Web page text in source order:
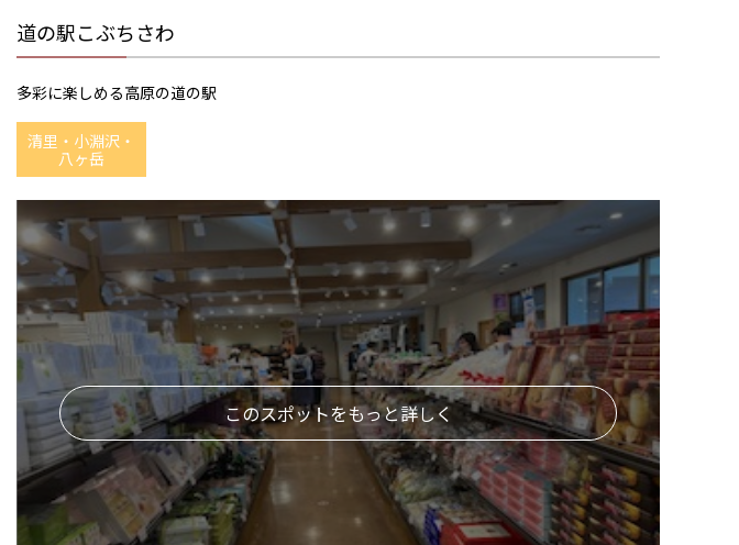
道の駅こぶちさわ
多彩に楽しめる高原の道の駅
清里・小淵沢・
八ヶ岳
このスポットをもっと詳しく